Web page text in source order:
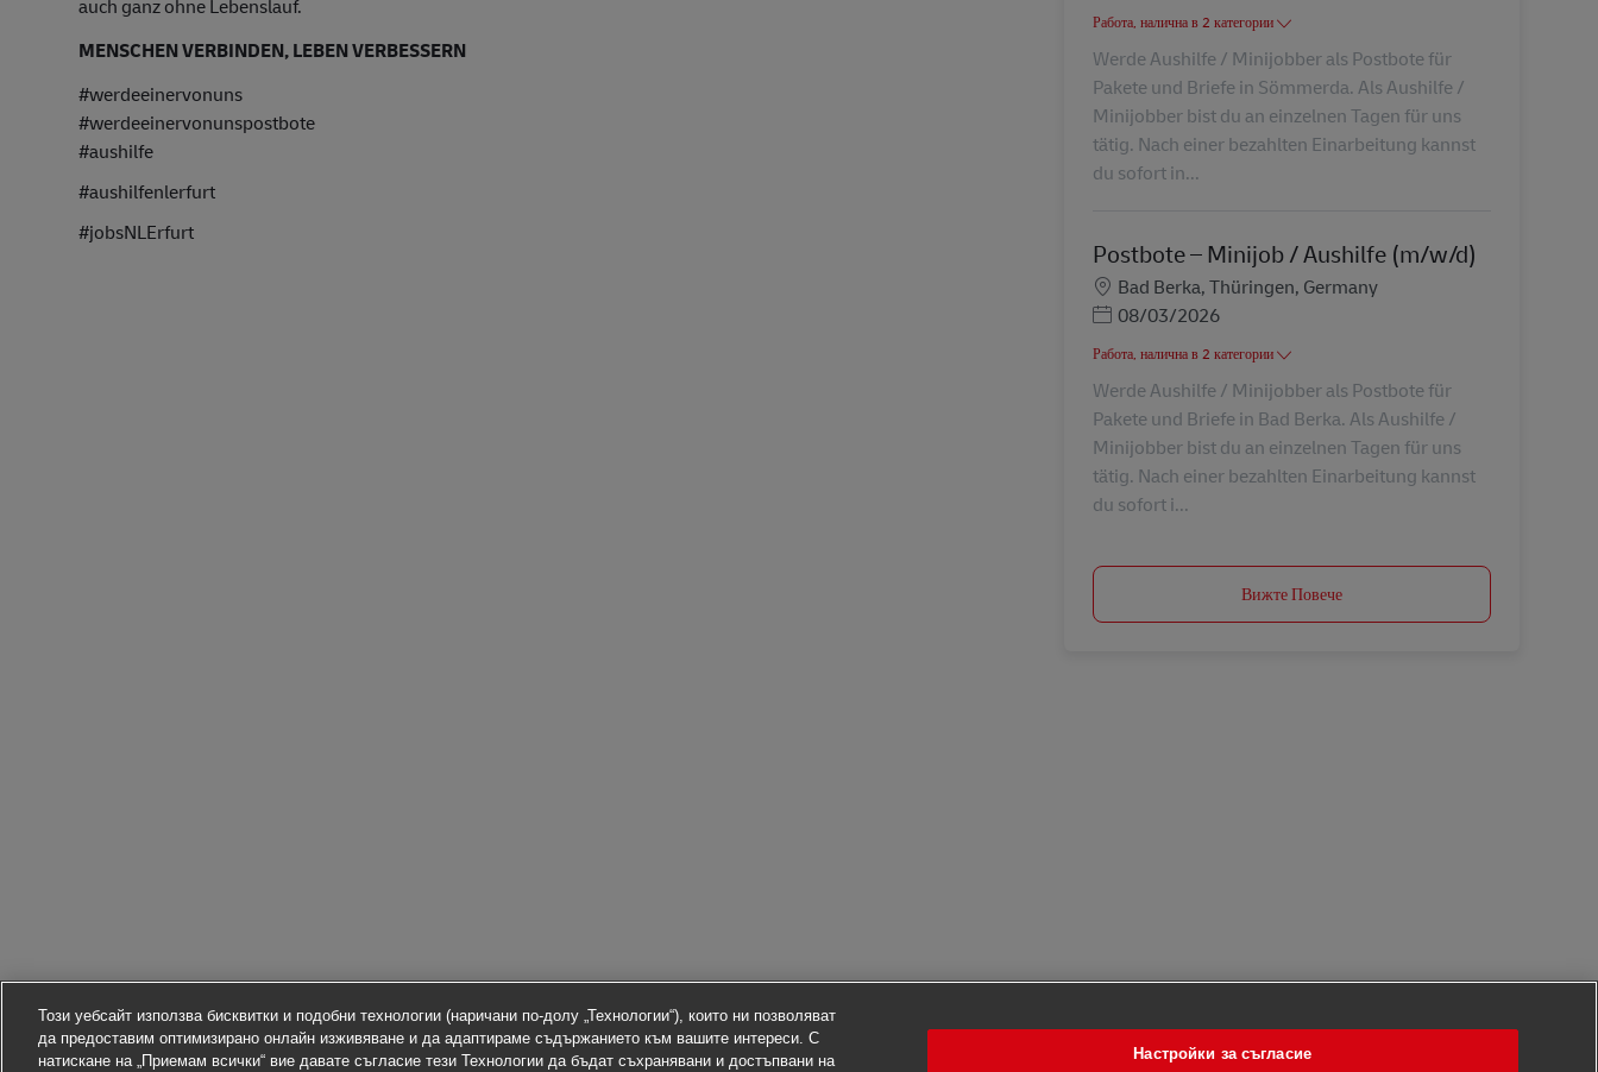
auch ganz ohne Lebenslauf.
MENSCHEN VERBINDEN, LEBEN VERBESSERN
#werdeeinervonuns
#werdeeinervonunspostbote
#aushilfe
#aushilfenlerfurt
#jobsNLErfurt
Работа, налична в 2 категории
Werde Aushilfe / Minijobber als Postbote für
Pakete und Briefe in Sömmerda. Als Aushilfe /
Minijobber bist du an einzelnen Tagen für uns
tätig. Nach einer bezahlten Einarbeitung kannst
du sofort in...
Postbote – Minijob / Aushilfe (m/w/d)
Местоположение
Bad Berka, Thüringen, Germany
Posted Date
08/03/2026
Работа, налична в 2 категории
Werde Aushilfe / Minijobber als Postbote für
Pakete und Briefe in Bad Berka. Als Aushilfe /
Minijobber bist du an einzelnen Tagen für uns
tätig. Nach einer bezahlten Einarbeitung kannst
du sofort i...
Вижте Повече
Този уебсайт използва бисквитки и подобни технологии (наричани по-долу „Технологии“), които ни позволяват
да предоставим оптимизирано онлайн изживяване и да адаптираме съдържанието към вашите интереси. С
натискане на „Приемам всички“ вие давате съгласие тези Технологии да бъдат съхранявани и достъпвани на
Настройки за съгласие